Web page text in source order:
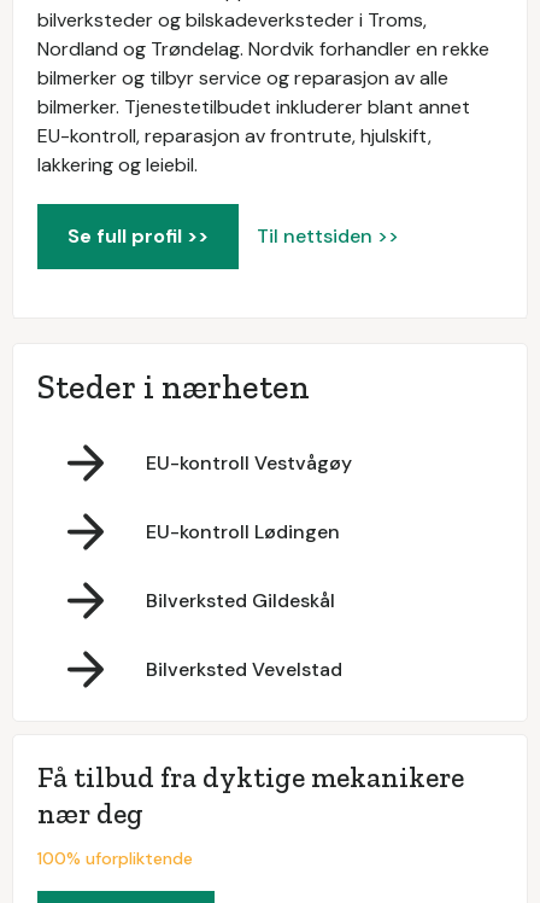
bilverksteder og bilskadeverksteder i Troms,
Nordland og Trøndelag. Nordvik forhandler en rekke
bilmerker og tilbyr service og reparasjon av alle
bilmerker. Tjenestetilbudet inkluderer blant annet
EU-kontroll, reparasjon av frontrute, hjulskift,
lakkering og leiebil.
Se full profil >> Til nettsiden >>
Steder i nærheten
EU-kontroll Vestvågøy
EU-kontroll Lødingen
Bilverksted Gildeskål
Bilverksted Vevelstad
Få tilbud fra dyktige mekanikere
nær deg
100% uforpliktende